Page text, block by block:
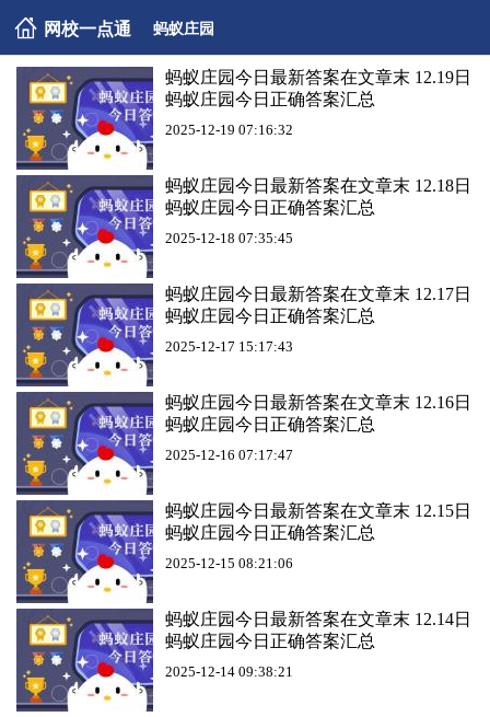
网校一点通 蚂蚁庄园
蚂蚁庄园今日最新答案在文章末 12.19日
蚂蚁庄园今日正确答案汇总
2025-12-19 07:16:32
蚂蚁庄园今日最新答案在文章末 12.18日
蚂蚁庄园今日正确答案汇总
2025-12-18 07:35:45
蚂蚁庄园今日最新答案在文章末 12.17日
蚂蚁庄园今日正确答案汇总
2025-12-17 15:17:43
蚂蚁庄园今日最新答案在文章末 12.16日
蚂蚁庄园今日正确答案汇总
2025-12-16 07:17:47
蚂蚁庄园今日最新答案在文章末 12.15日
蚂蚁庄园今日正确答案汇总
2025-12-15 08:21:06
蚂蚁庄园今日最新答案在文章末 12.14日
蚂蚁庄园今日正确答案汇总
2025-12-14 09:38:21